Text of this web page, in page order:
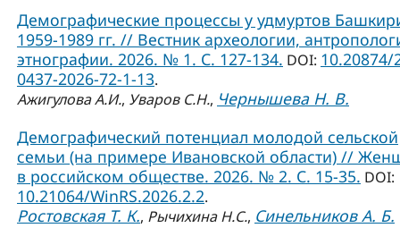
Демографические процессы у удмуртов
1959-1989 гг. // Вестник археологии,
этнографии. 2026. № 1. С. 127-134. DOI: 10.20874/
0437-2026-72-1-13.
Ажигулова А.И., Уваров С.Н., Чернышева Н. В.
Демографический потенциал молодой сельской
семьи (на примере Ивановской области) //
в российском обществе. 2026. № 2. С. 15-35. DOI:
10.21064/WinRS.2026.2.2.
Ростовская Т. К., Рычихина Н.С., Синельников А. Б.